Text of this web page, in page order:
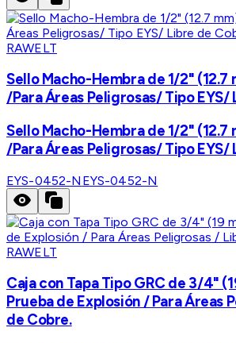
RAWELT
Sello Macho-Hembra de 1/2" (12.7
/Para Áreas Peligrosas/ Tipo EYS/
Sello Macho-Hembra de 1/2" (12.7
/Para Áreas Peligrosas/ Tipo EYS/
EYS-0452-N EYS-0452-N
RAWELT
Caja con Tapa Tipo GRC de 3/4"
Prueba de Explosión / Para Áreas
de Cobre.